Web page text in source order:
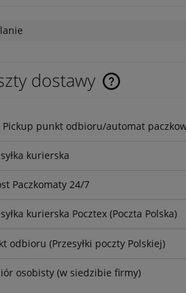
dostawy
Pickup punkt odbioru/automat
kurierska
Paczkomaty 24/7
kurierska Pocztex (Poczta Polska)
odbioru (Przesyłki poczty Polskiej)
osobisty (w siedzibie firmy)